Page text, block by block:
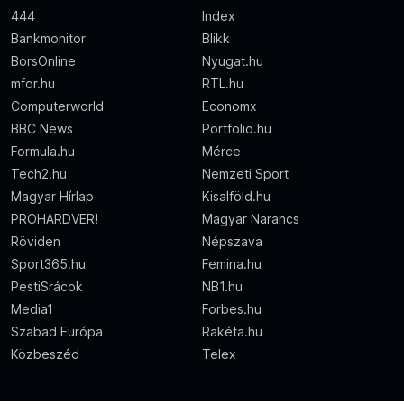
444
Index
Bankmonitor
Blikk
BorsOnline
Nyugat.hu
mfor.hu
RTL.hu
Computerworld
Economx
BBC News
Portfolio.hu
Formula.hu
Mérce
Tech2.hu
Nemzeti Sport
Magyar Hírlap
Kisalföld.hu
PROHARDVER!
Magyar Narancs
Röviden
Népszava
Sport365.hu
Femina.hu
PestiSrácok
NB1.hu
Media1
Forbes.hu
Szabad Európa
Rakéta.hu
Közbeszéd
Telex